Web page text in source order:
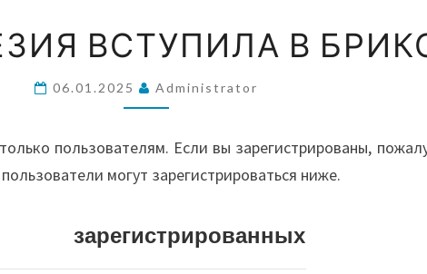
И
ВСТУПИЛА
ВСТУПИЛА В
06.01.2025 Administrator
пользователям. Если вы зарегистрированы,
могут зарегистрироваться ниже.